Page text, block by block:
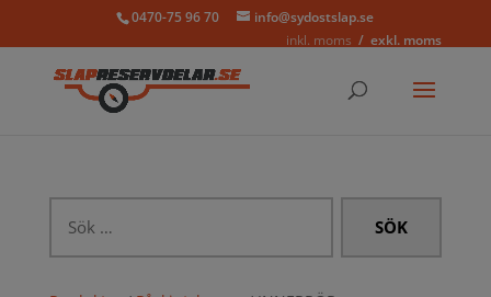
0470-75 96 70
info@sydostslap.se
inkl. moms
exkl. moms
efter: